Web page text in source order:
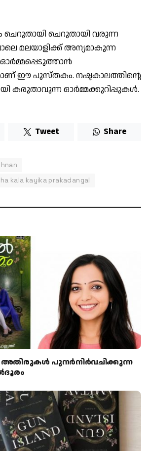
ചെറുതായി വരുന്ന
മലയാളിക്ക് അന്യമാകുന്ന
ഈ പുസ്തകം. നഷ്ടകാലത്തിന്റെ
കരുതാവുന്ന ഓര്‍മ്മക്കുറിപ്പുകള്‍.
Tweet Share
kala kayika prakadangal
അതിരുകൾ പുനർനിർവചിക്കുന്ന